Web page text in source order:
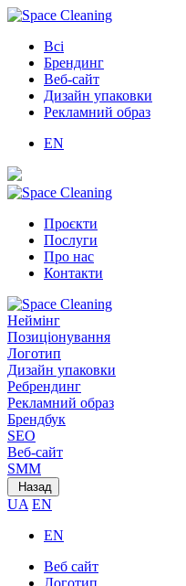
Всі
Брендинг
Веб-сайт
Дизайн упаковки
Рекламний образ
EN
Проєкти
Послуги
Про нас
Контакти
Неймінг
Позиціонування
Логотип
Дизайн упаковки
Ребрендинг
Рекламний образ
Брендбук
SEO
Веб-сайт
SMM
Назад
UA EN
EN
Веб сайт
Логотип